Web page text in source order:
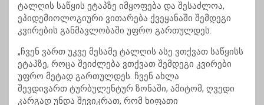
ტალღის საწყის ეტაპზე იმყოფება და შესაძლოა,
ეპიდემიოლოგიური ვითარება ქვეყანაში შემდეგი
კვირების განმავლობაში უფრო გართულდეს.
„ჩვენ ვართ უკვე მესამე ტალღის ასე ვთქვათ საწყისს
ეტაპზე, როცა შეიძლება ვთქვათ შემდეგი კვირები
უფრო მეტად გართულდეს. ჩვენ ახლა
შევდივართ ტურბულენტურ ზონაში, ამიტომ, ღვედი
კარგად უნდა შევიკრათ, რომ ხიფათი